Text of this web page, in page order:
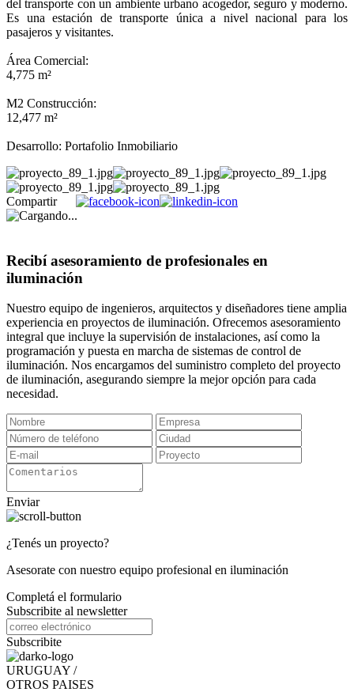
del transporte con un ambiente urbano acogedor, seguro y moderno.
Es una estación de transporte única a nivel nacional para los
pasajeros y visitantes.
Área Comercial:
4,775 m²
M2 Construcción:
12,477 m²
Desarrollo: Portafolio Inmobiliario
Compartir
Recibí asesoramiento de profesionales en
iluminación
Nuestro equipo de ingenieros, arquitectos y diseñadores tiene amplia
experiencia en proyectos de iluminación. Ofrecemos asesoramiento
integral que incluye la supervisión de instalaciones, así como la
programación y puesta en marcha de sistemas de control de
iluminación. Nos encargamos del suministro completo del proyecto
de iluminación, asegurando siempre la mejor opción para cada
necesidad.
Enviar
¿Tenés un proyecto?
Asesorate con nuestro equipo profesional en iluminación
Completá el formulario
Subscribite al newsletter
Subscribite
URUGUAY /
OTROS PAISES